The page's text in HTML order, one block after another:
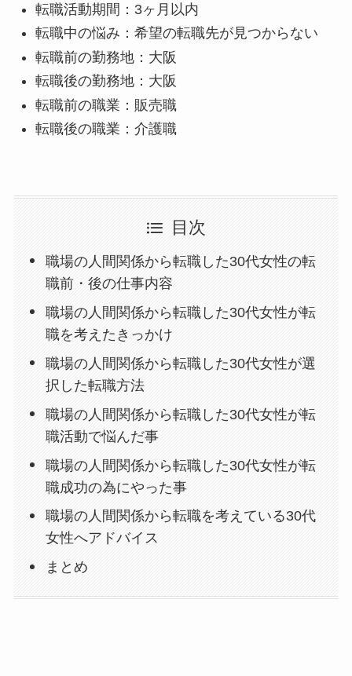
転職活動期間：3ヶ月以内
転職中の悩み：希望の転職先が見つからない
転職前の勤務地：大阪
転職後の勤務地：大阪
転職前の職業：販売職
転職後の職業：介護職
目次
職場の人間関係から転職した30代女性の転
職前・後の仕事内容
職場の人間関係から転職した30代女性が転
職を考えたきっかけ
職場の人間関係から転職した30代女性が選
択した転職方法
職場の人間関係から転職した30代女性が転
職活動で悩んだ事
職場の人間関係から転職した30代女性が転
職成功の為にやった事
職場の人間関係から転職を考えている30代
女性へアドバイス
まとめ